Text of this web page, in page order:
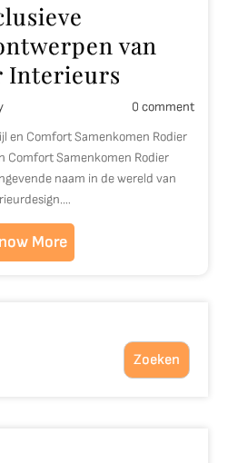
van
Interieurs
0 comment
en Comfort Samenkomen Rodier
Comfort Samenkomen Rodier
naam in de wereld van
More
Zoeken